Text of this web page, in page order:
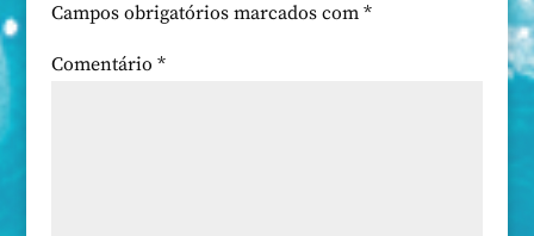
Campos obrigatórios marcados com *
Comentário *